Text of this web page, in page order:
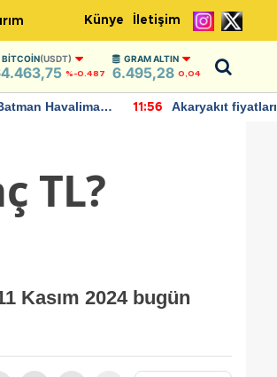
Künye İletişim
BITCOIN(USDT)
%-0.487
GRAM ALTIN
6.495,28 0,04
Havalimanı
11:56
Akaryakıt
TL?
Kasım 2024 bugün